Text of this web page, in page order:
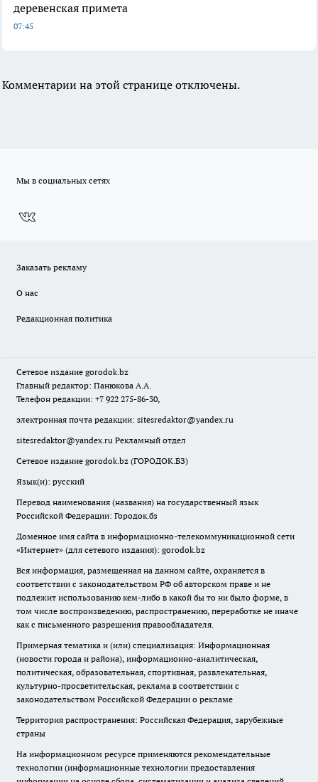
деревенская примета
07:45
Комментарии на этой странице отключены.
Мы в социальных сетях
Заказать рекламу
О нас
Редакционная политика
Сетевое издание gorodok.bz
Главный редактор: Панюкова А.А.
Телефон редакции: +7 922 275-86-30,
электронная почта редакции: sitesredaktor@yandex.ru
sitesredaktor@yandex.ru Рекламный отдел
Сетевое издание gorodok.bz (ГОРОДОК.БЗ)
Язык(и): русский
Перевод наименования (названия) на государственный язык
Российской Федерации: Городок.бз
Доменное имя сайта в информационно-телекоммуникационной сети
«Интернет» (для сетевого издания): gorodok.bz
Вся информация, размещенная на данном сайте, охраняется в
соответствии с законодательством РФ об авторском праве и не
подлежит использованию кем-либо в какой бы то ни было форме, в
том числе воспроизведению, распространению, переработке не иначе
как с письменного разрешения правообладателя.
Примерная тематика и (или) специализация: Информационная
(новости города и района), информационно-аналитическая,
политическая, образовательная, спортивная, развлекательная,
культурно-просветительская, реклама в соответствии с
законодательством Российской Федерации о рекламе
Территория распространения: Российская Федерация, зарубежные
страны
На информационном ресурсе применяются рекомендательные
технологии (информационные технологии предоставления